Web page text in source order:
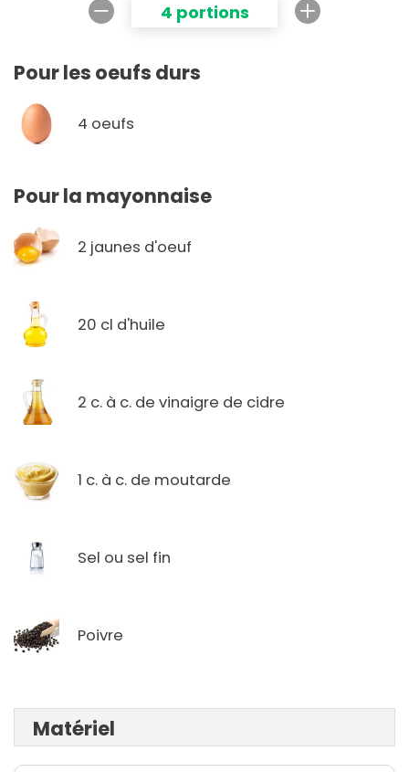
4 portions
Pour les oeufs durs
4 oeufs
Pour la mayonnaise
2 jaunes d'oeuf
20 cl d'huile
2 c. à c. de vinaigre de cidre
1 c. à c. de moutarde
Sel ou sel fin
Poivre
Matériel